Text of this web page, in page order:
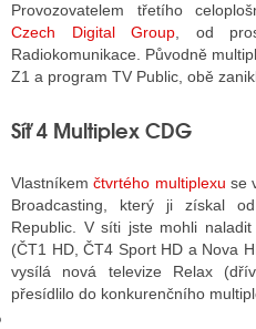
STÁT BLOGEREM
BLOGERA
DISKUTÉRA NA RADIOTV
STARŠÍCH DISKUZÍ
Provozovatelem třetího
Czech Digital Group , od
Radiokomunikace. Původně
Z1 a program TV Public, obě
Síť 4 Multiplex CDG
Vlastníkemčtvrtého multiplexu se
Broadcasting, který ji získal
Republic. V síti jste mohli
(ČT1 HD, ČT4 Sport HD a Nova
vysílá nová televize Relax
přesídlilo do konkurenčního